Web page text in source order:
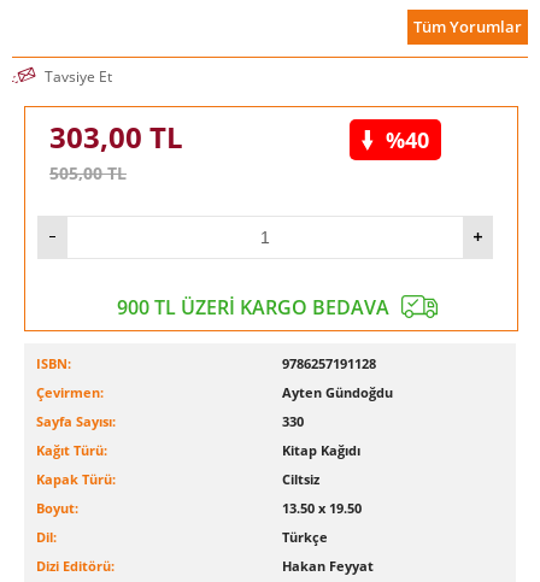
Tüm Yorumlar
Tavsiye Et
303,00 TL
505,00TL
%40
900 TL ÜZERİ KARGO BEDAVA
ISBN:
9786257191128
Çevirmen:
Ayten Gündoğdu
Sayfa Sayısı:
330
Kağıt Türü:
Kitap Kağıdı
Kapak Türü:
Ciltsiz
Boyut:
13.50 x 19.50
Dil:
Türkçe
Dizi Editörü:
Hakan Feyyat